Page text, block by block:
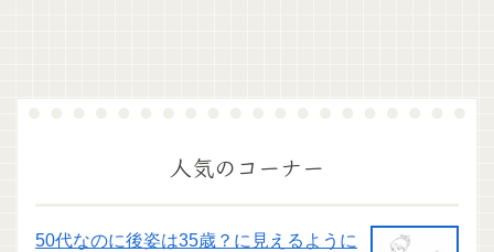
人気のコーナー
50代なのに後姿は35歳？に見えるように